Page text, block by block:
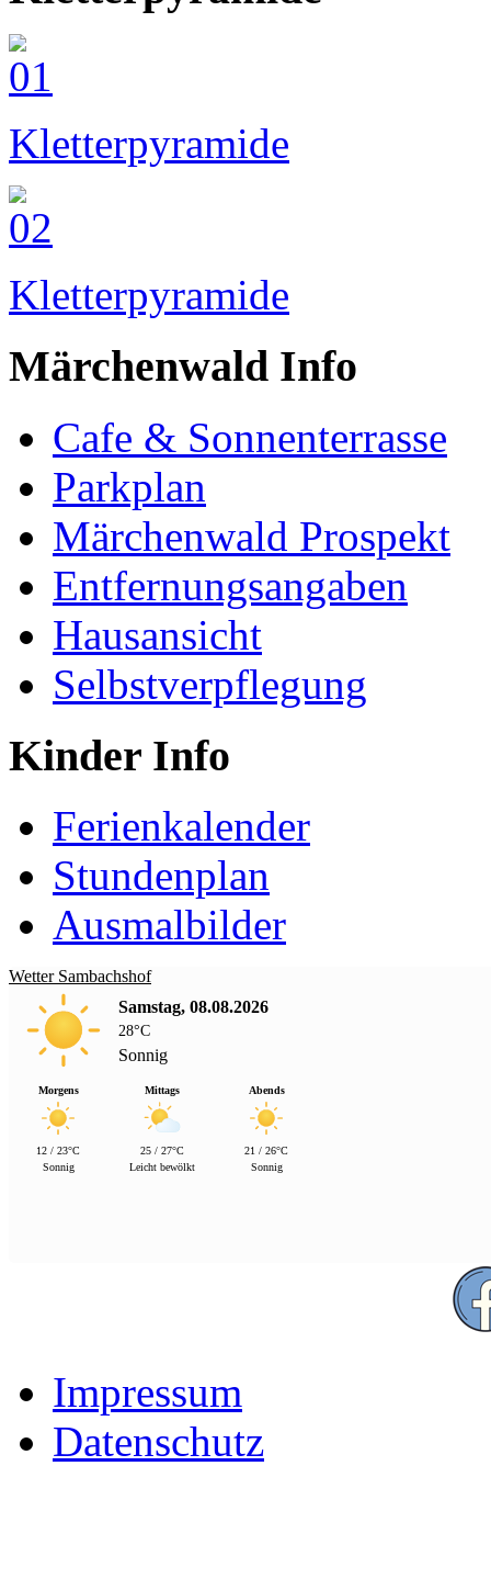
Kletterpyramide
Kletterpyramide
Märchenwald Info
Cafe & Sonnenterrasse
Parkplan
Märchenwald Prospekt
Entfernungsangaben
Hausansicht
Selbstverpflegung
Kinder Info
Ferienkalender
Stundenplan
Ausmalbilder
Wetter Sambachshof
Samstag, 08.08.2026
28°C
Sonnig
Morgens
12 / 23°C
Sonnig
Mittags
25 / 27°C
Leicht bewölkt
Abends
21 / 26°C
Sonnig
Impressum
Datenschutz